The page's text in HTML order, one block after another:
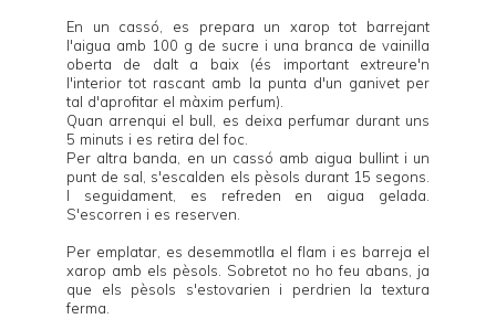
En un cassó, es prepara un xarop tot barrejant
l'aigua amb 100 g de sucre i una branca de vainilla
oberta de dalt a baix (és important extreure'n
l'interior tot rascant amb la punta d'un ganivet per
tal d'aprofitar el màxim perfum).
Quan arrenqui el bull, es deixa perfumar durant uns
5 minuts i es retira del foc.
Per altra banda, en un cassó amb aigua bullint i un
punt de sal, s'escalden els pèsols durant 15 segons.
I seguidament, es refreden en aigua gelada.
S'escorren i es reserven.
Per emplatar, es desemmotlla el flam i es barreja el
xarop amb els pèsols. Sobretot no ho feu abans, ja
que els pèsols s'estovarien i perdrien la textura
ferma.